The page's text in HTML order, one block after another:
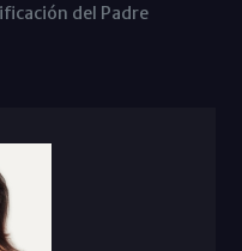
del Padre